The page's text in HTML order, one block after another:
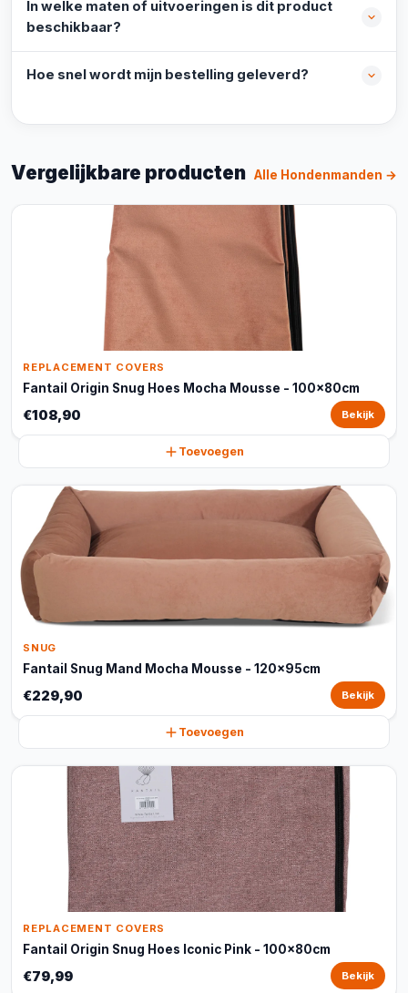
In welke maten of uitvoeringen is dit product
beschikbaar?
Hoe snel wordt mijn bestelling geleverd?
Vergelijkbare producten Alle Hondenmanden →
REPLACEMENT COVERS
Fantail Origin Snug Hoes Mocha Mousse - 100x80cm
€108,90 Bekijk
Toevoegen
SNUG
Fantail Snug Mand Mocha Mousse - 120x95cm
€229,90 Bekijk
Toevoegen
REPLACEMENT COVERS
Fantail Origin Snug Hoes Iconic Pink - 100x80cm
€79,99 Bekijk